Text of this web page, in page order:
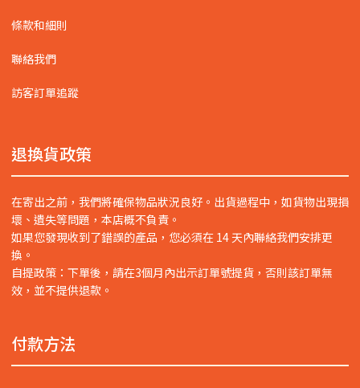
條款和細則
聯絡我們
訪客訂單追蹤
退換貨政策
在寄出之前，我們將確保物品狀況良好。出貨過程中，如貨物出現損
壞、遺失等問題，本店概不負責。
如果您發現收到了錯誤的產品，您必須在 14 天內聯絡我們安排更
換。
自提政策：下單後，請在3個月內出示訂單號提貨，否則該訂單無
效，並不提供退款。
付款方法